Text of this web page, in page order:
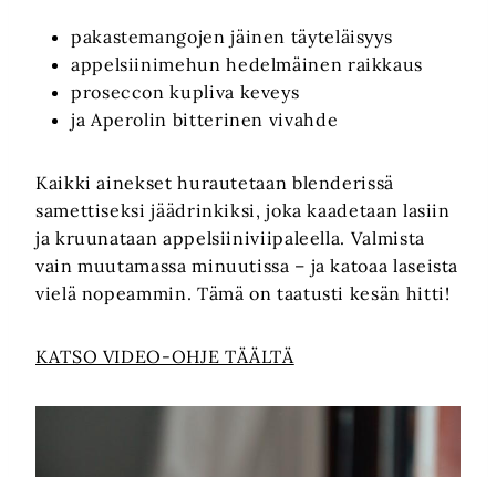
pakastemangojen jäinen täyteläisyys
appelsiinimehun hedelmäinen raikkaus
proseccon kupliva keveys
ja Aperolin bitterinen vivahde
Kaikki ainekset hurautetaan blenderissä
samettiseksi jäädrinkiksi, joka kaadetaan lasiin
ja kruunataan appelsiiniviipaleella. Valmista
vain muutamassa minuutissa – ja katoaa laseista
vielä nopeammin. Tämä on taatusti kesän hitti!
KATSO VIDEO-OHJE TÄÄLTÄ